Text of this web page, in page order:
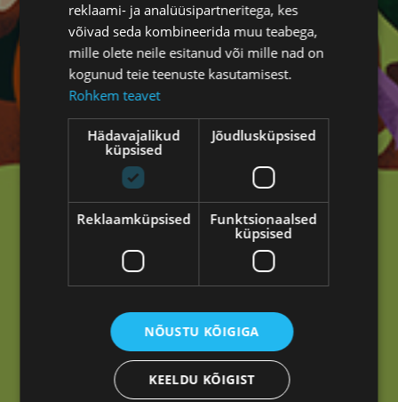
Oih!
Tundub, et siin ei läinud mitte midagi kasvama.
Tagasi avalehele
reklaami- ja analüüsipartneritega, kes
võivad seda kombineerida muu teabega,
mille olete neile esitanud või mille nad on
kogunud teie teenuste kasutamisest.
Rohkem teavet
Hädavajalikud
küpsised
Jõudlusküpsised
Reklaamküpsised
Funktsionaalsed
küpsised
NÕUSTU KÕIGIGA
KEELDU KÕIGIST